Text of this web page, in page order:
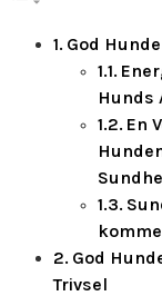
God
Hunds
En
God
Trivsel